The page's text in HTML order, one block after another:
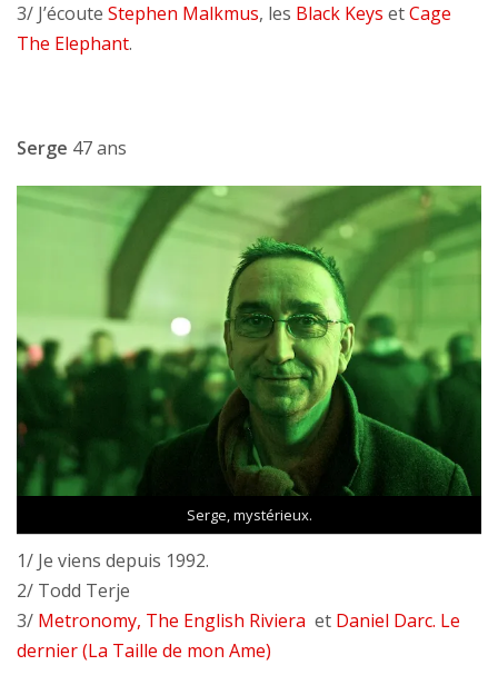
3/ J’écoute Stephen Malkmus, les Black Keys etCage
The Elephant.
Serge 47 ans
Serge, mystérieux.
1/ Je viens depuis 1992.
2/ Todd Terje
3/ Metronomy, The English Riviera et Daniel Darc. Le
dernier (La Taille de mon Ame)